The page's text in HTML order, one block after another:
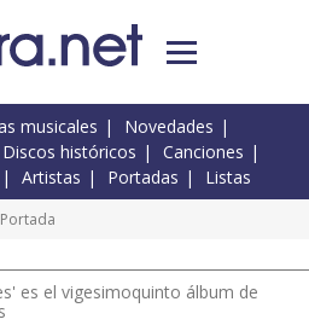
musicales
Novedades
Discos históricos
Canciones
Artistas Portadas Listas
es el vigesimoquinto álbum de